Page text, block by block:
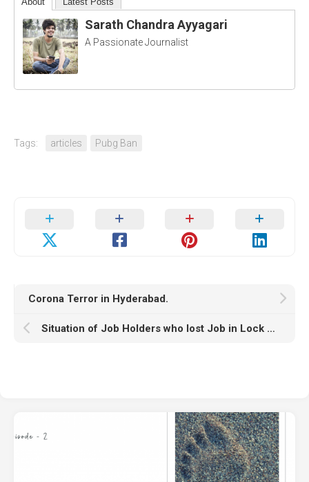
Sarath Chandra Ayyagari
A Passionate Journalist
Tags: articles Pubg Ban
Corona Terror in Hyderabad.
Situation of Job Holders who lost Job in Lock Down